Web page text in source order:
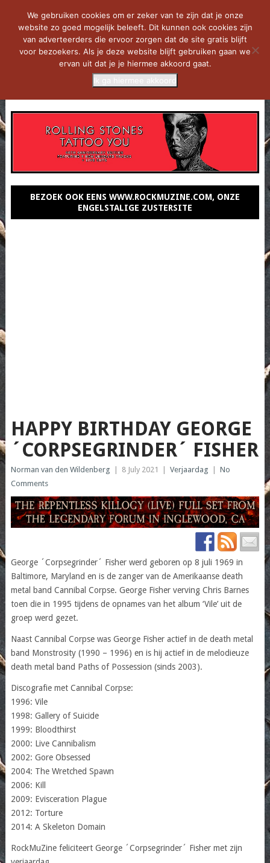
BEZOEK OOK EENS WWW.ROCKMUZINE.COM, ONZE
ENGELSTALIGE ZUSTERSITE
HAPPY BIRTHDAY GEORGE
´CORPSEGRINDER´ FISHER
Norman van den Wildenberg 8 July 2021 Verjaardag
No
Comments
George ´Corpsegrinder´ Fisher werd geboren op 8 juli 1969 in
Baltimore, Maryland en is de zanger van de Amerikaanse death
metal band Cannibal Corpse. George Fisher verving Chris Barnes
toen die in 1995 tijdens de opnames van het album ‘Vile’ uit de
groep werd gezet.
Naast Cannibal Corpse was George Fisher actief in de death metal
band Monstrosity (1990 – 1996) en is hij actief in de melodieuze
death metal band Paths of Possession (sinds 2003).
Discografie met Cannibal Corpse:
1996: Vile
1998: Gallery of Suicide
1999: Bloodthirst
2000: Live Cannibalism
2002: Gore Obsessed
2004: The Wretched Spawn
2006: Kill
2009: Evisceration Plague
2012: Torture
2014: A Skeleton Domain
RockMuZine feliciteert George ´Corpsegrinder´ Fisher met zijn
We gebruiken cookies om er zeker van te zijn dat je onze
website zo goed mogelijk beleeft. Dit kunnen ook cookies zijn
van adverteerders die ervoor zorgen dat de site gratis blijft
voor bezoekers. Als je deze website blijft gebruiken gaan we
ervan uit dat je je hiermee akkoord gaat.
Ik ga hiermee akkoord